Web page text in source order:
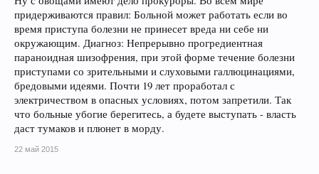
придерживаются правил: Больной может работать если во
время приступа болезни не принесет вреда ни себе ни
окружающим. Диагноз: Непрерывно прогредиентная
параноидная шизофрения, при этой форме течение болезни
приступами со зрительными и слуховыми галлюцинациями,
бредовыми идеями. Почти 19 лет проработал с
электричеством в опасных условиях, потом запретили. Так
что больные убогие берегитесь, а будете выступать - власть
даст тумаков и плюнет в морду.
22 май 2015